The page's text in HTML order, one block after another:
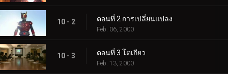
10 - 2 ตอนที่ 2 การเปลี่ยนแปลง
Feb. 06, 2000
10 - 3 ตอนที่ 3 โตเกียว
Feb. 13, 2000